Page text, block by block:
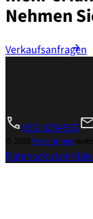
Nehmen
Verkaufsanfragen
030-1234567
© 2026Mero Impex